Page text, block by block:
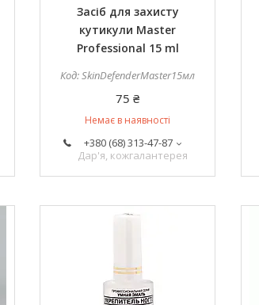
Засіб для захисту
кутикули Master
Professional 15 ml
SkinDefenderMaster15мл
75 ₴
Немає в наявності
+380 (68) 313-47-87
Дар'я, кожгалантерея